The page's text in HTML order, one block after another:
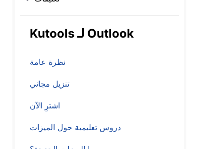
Kutools لـ Outlook
نظرة عامة
تنزيل مجاني
اشترِ الآن
دروس تعليمية حول الميزات